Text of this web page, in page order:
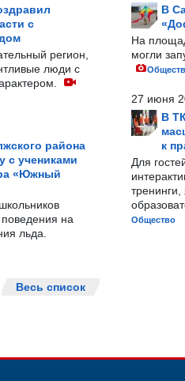
с
регион,
люди с
района
с учениками
«Южный
на
льда.
Весь список
В
На
могли
27 июня
В
к
Для
Общество